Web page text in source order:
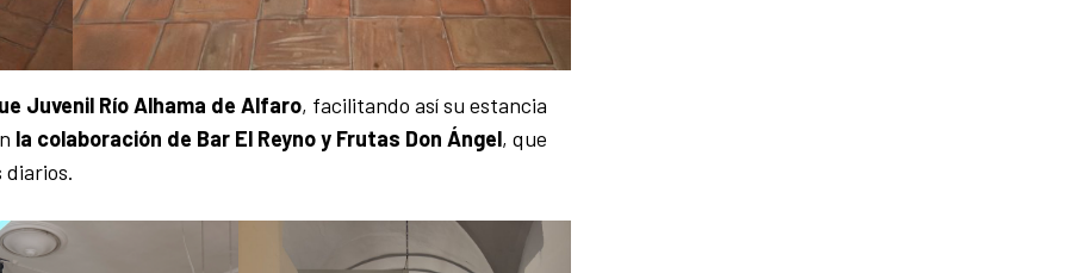
Juvenil Río Alhama de Alfaro, facilitando así su estancia
la colaboración de Bar El Reyno y Frutas Don Ángel, que
diarios.